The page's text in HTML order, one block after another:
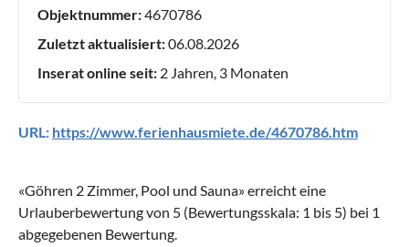
Objektnummer:4670786
Zuletzt aktualisiert:06.08.2026
Inserat online seit: 2 Jahren, 3 Monaten
URL: https://www.ferienhausmiete.de/4670786.htm
«Göhren 2 Zimmer, Pool und Sauna» erreicht eine
Urlauberbewertung von 5 (Bewertungsskala: 1 bis 5) bei 1
abgegebenen Bewertung.